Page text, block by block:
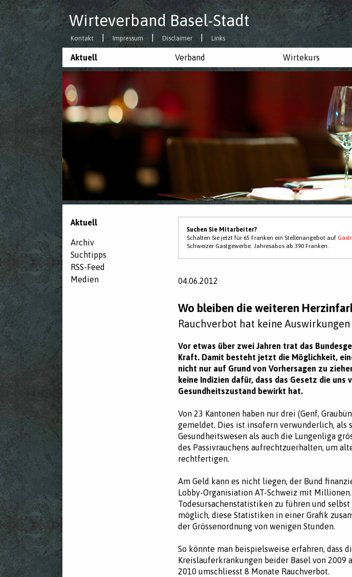
Wirteverband Basel-Stadt
Kontakt Impressum Disclaimer Links
Aktuell Verband Wirtekurs
Aktuell
Archiv
Suchtipps
RSS-Feed
Medien
Suchen Sie Mitarbeiter?
Schalten Sie jetzt für 65 Franken ein Stellenangebot auf
Schweizer Gastgewerbe. Jahresabos ab 390 Franken.
04.06.2012
Wo bleiben die weiteren
Rauchverbot hat keine
Vor etwas über zwei Jahren trat das
Kraft. Damit besteht jetzt die Möglichkeit,
nicht nur auf Grund von Vorhersagen zu
keine Indizien dafür, dass das Gesetz die uns
Gesundheitszustand bewirkt hat.
Von 23 Kantonen haben nur drei (Genf,
gemeldet. Dies ist insofern verwunderlich, als
Gesundheitswesen als auch die Lungenliga
des Passivrauchens aufrechtzuerhalten, um
rechtfertigen.
Am Geld kann es nicht liegen, der Bund
Lobby-Organisiation AT-Schweiz mit
Todesursachenstatistiken zu führen und
möglich, diese Statistiken in einer Grafik
der Grössenordnung von wenigen Stunden.
So könnte man beispielsweise erfahren, dass
Kreislauferkrankungen beider Basel von 2009
2010 umschliesst 8 Monate Rauchverbot.